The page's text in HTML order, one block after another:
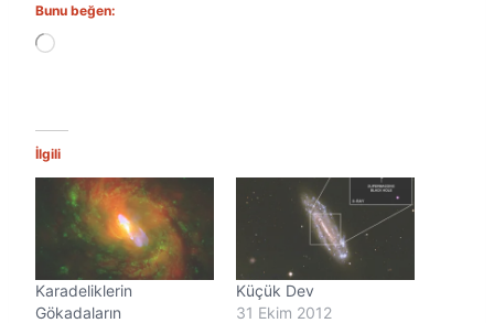
Bunu beğen:
Y
n
.
İlgili
Karadeliklerin
Gökadaların
Küçük Dev
31 Ekim 2012